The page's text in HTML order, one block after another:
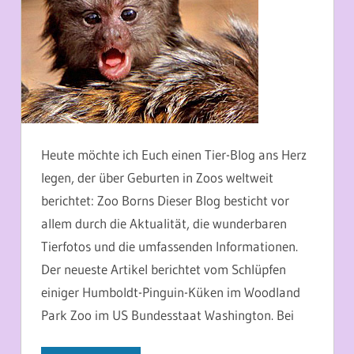
Heute möchte ich Euch einen Tier-Blog ans Herz
legen, der über Geburten in Zoos weltweit
berichtet: Zoo Borns Dieser Blog besticht vor
allem durch die Aktualität, die wunderbaren
Tierfotos und die umfassenden Informationen.
Der neueste Artikel berichtet vom Schlüpfen
einiger Humboldt-Pinguin-Küken im Woodland
Park Zoo im US Bundesstaat Washington. Bei